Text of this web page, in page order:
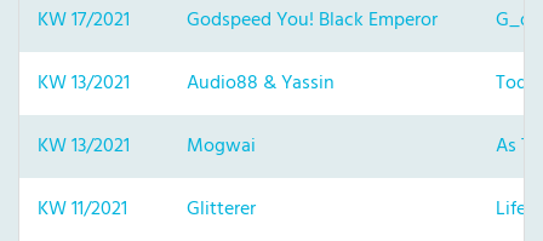
KW 17/2021
Godspeed You! Black Emperor
KW 13/2021
Audio88 & Yassin
KW 13/2021
Mogwai
As
KW 11/2021
Glitterer
Life